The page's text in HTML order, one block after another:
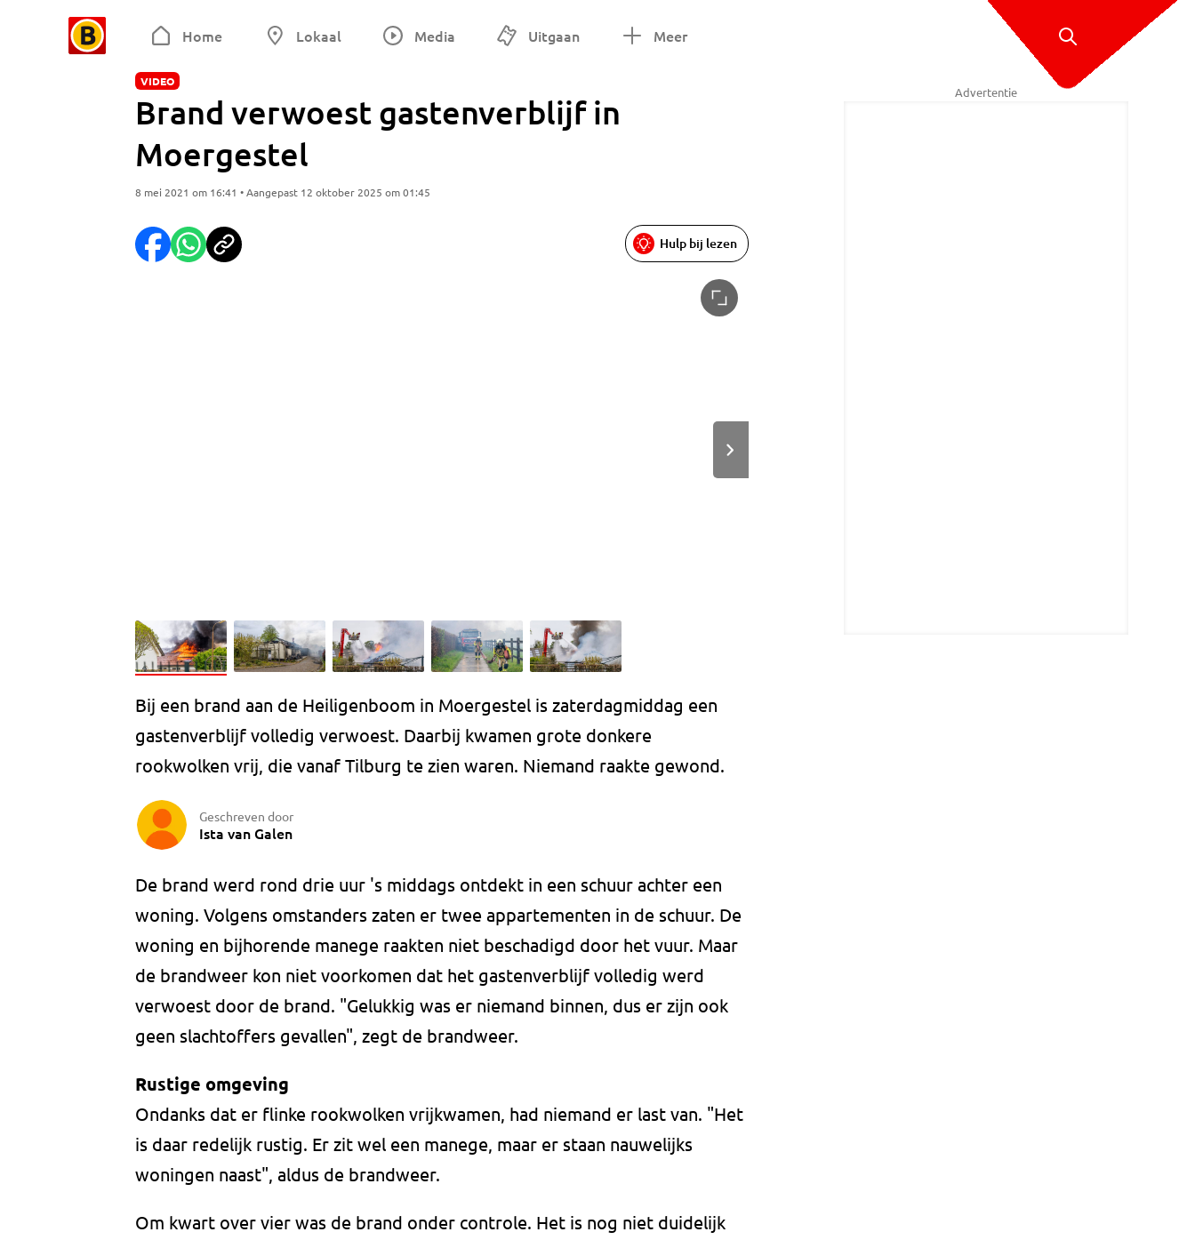
Home Lokaal Media Uitgaan Meer
VIDEO
Brand verwoest gastenverblijf in
Moergestel
8 mei 2021 om 16:41 • Aangepast 12 oktober 2025 om 01:45
Hulp bij lezen
Bij een brand aan de Heiligenboom in Moergestel is zaterdagmiddag een
gastenverblijf volledig verwoest. Daarbij kwamen grote donkere
rookwolken vrij, die vanaf Tilburg te zien waren. Niemand raakte gewond.
Geschreven door
Ista van Galen
De brand werd rond drie uur 's middags ontdekt in een schuur achter een
woning. Volgens omstanders zaten er twee appartementen in de schuur. De
woning en bijhorende manege raakten niet beschadigd door het vuur. Maar
de brandweer kon niet voorkomen dat het gastenverblijf volledig werd
verwoest door de brand. "Gelukkig was er niemand binnen, dus er zijn ook
geen slachtoffers gevallen", zegt de brandweer.
Rustige omgeving
Ondanks dat er flinke rookwolken vrijkwamen, had niemand er last van. "Het
is daar redelijk rustig. Er zit wel een manege, maar er staan nauwelijks
woningen naast", aldus de brandweer.
Om kwart over vier was de brand onder controle. Het is nog niet duidelijk
Advertentie